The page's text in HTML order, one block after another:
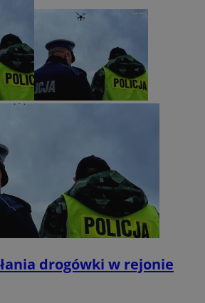
drogówki w rejonie